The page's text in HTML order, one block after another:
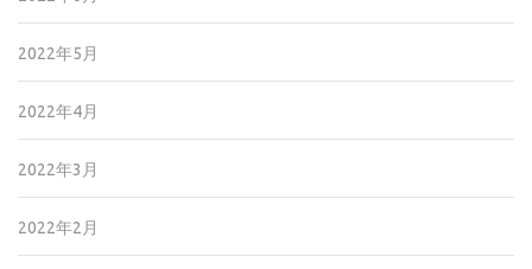
2022年5月
2022年4月
2022年3月
2022年2月